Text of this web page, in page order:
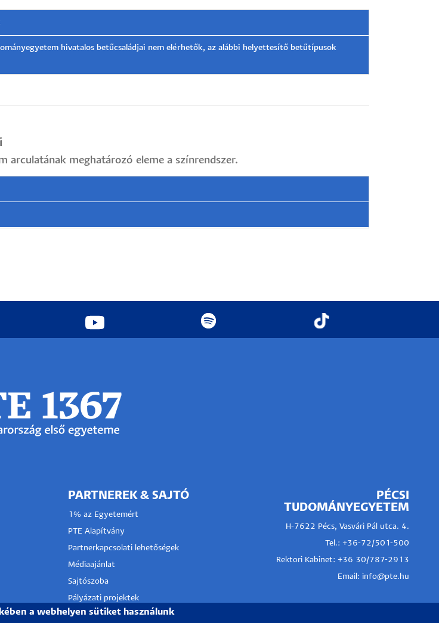
hivatalos betűcsaládjai nem elérhetők, az alábbi helyettesítő betűtípusok
arculatának meghatározó eleme a színrendszer.
PARTNEREK & SAJTÓ
1% az Egyetemért
PTE Alapítvány
Partnerkapcsolati lehetőségek
Médiaajánlat
Sajtószoba
Pályázati projektek
HRS4R
PÉCSI
TUDOMÁNYEGYETEM
H-7622 Pécs, Vasvári Pál utca. 4.
Tel.: +36-72/501-500
Rektori Kabinet: +36 30/787-2913
Email: info@pte.hu
a webhelyen sütiket használunk